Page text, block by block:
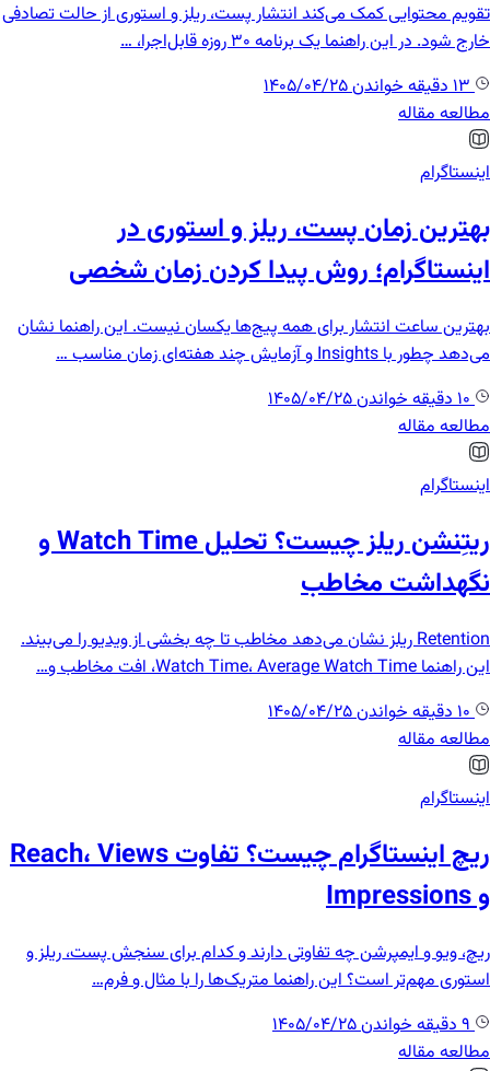
تقویم محتوایی کمک می‌کند انتشار پست، ریلز و استوری از حالت تصادفی
خارج شود. در این راهنما یک برنامه ۳۰ روزه قابل‌اجرا، …
13 دقیقه خواندن
1405/04/25
مطالعه مقاله
اینستاگرام
بهترین زمان پست، ریلز و استوری در
اینستاگرام؛ روش پیدا کردن زمان شخصی
بهترین ساعت انتشار برای همه پیج‌ها یکسان نیست. این راهنما نشان
می‌دهد چطور با Insights و آزمایش چند هفته‌ای زمان مناسب …
10 دقیقه خواندن
1405/04/25
مطالعه مقاله
اینستاگرام
ریتِنشن ریلز چیست؟ تحلیل Watch Time و
نگهداشت مخاطب
Retention ریلز نشان می‌دهد مخاطب تا چه بخشی از ویدیو را می‌بیند.
این راهنما Watch Time، Average Watch Time، افت مخاطب و…
10 دقیقه خواندن
1405/04/25
مطالعه مقاله
اینستاگرام
ریچ اینستاگرام چیست؟ تفاوت Reach، Views
و Impressions
ریچ، ویو و ایمپرشن چه تفاوتی دارند و کدام برای سنجش پست، ریلز و
استوری مهم‌تر است؟ این راهنما متریک‌ها را با مثال و فرم…
9 دقیقه خواندن
1405/04/25
مطالعه مقاله